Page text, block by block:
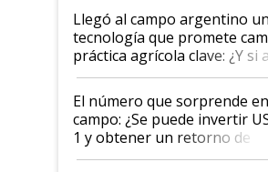
Llegó al campo argentino
tecnología que promete
práctica agrícola clave: ¿Y si
el suelo fuera tan simple
apretar un botón?
El número que sorprende
campo: ¿Se puede invertir
1 y obtener un retorno de
hasta US$ 10 en agricultura?